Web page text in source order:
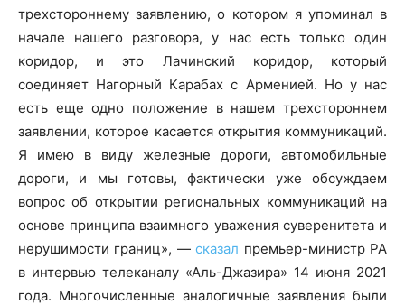
трехстороннему заявлению, о котором я упоминал в
начале нашего разговора, у нас есть только один
коридор, и это Лачинский коридор, который
соединяет Нагорный Карабах с Арменией. Но у нас
есть еще одно положение в нашем трехстороннем
заявлении, которое касается открытия коммуникаций.
Я имею в виду железные дороги, автомобильные
дороги, и мы готовы, фактически уже обсуждаем
вопрос об открытии региональных коммуникаций на
основе принципа взаимного уважения суверенитета и
нерушимости границ», —сказал премьер-министр РА
в интервью телеканалу «Аль-Джазира» 14 июня 2021
года. Многочисленные аналогичные заявления были